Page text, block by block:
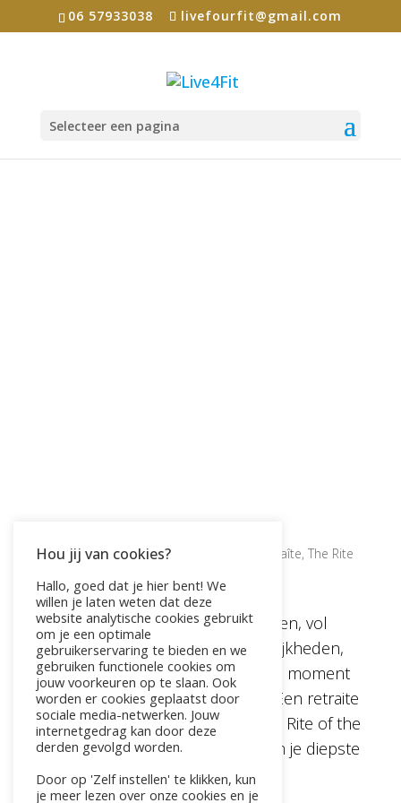
06 57933038 livefourfit@gmail.com
Selecteer een pagina
doorPauline |nov 23, 2024 retraîte, The Rite
of the Womb
In de drukte van het dagelijks leven, vol
verwachtingen en verantwoordelijkheden,
verlangen veel vrouwen naar een moment
van rust, reflectie en verbinding. Een retraite
speciaal voor vrouwen, zoals The Rite of the
Womb, biedt een unieke kans om je diepste
innerlijke...
Hou jij van cookies?
Hallo, goed dat je hier bent! We
willen je laten weten dat deze
website analytische cookies gebruikt
om je een optimale
gebruikerservaring te bieden en we
gebruiken functionele cookies om
jouw voorkeuren op te slaan. Ook
worden er cookies geplaatst door
sociale media-netwerken. Jouw
internetgedrag kan door deze
derden gevolgd worden.
Door op 'Zelf instellen' te klikken, kun
je meer lezen over onze cookies en je